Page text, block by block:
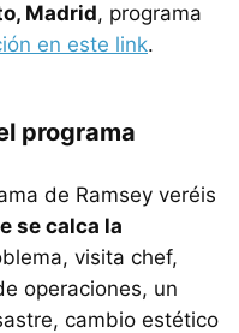
Madrid, programa
en este link.
programa
de Ramsey veréis
se calca la
visita chef,
operaciones, un
cambio estético